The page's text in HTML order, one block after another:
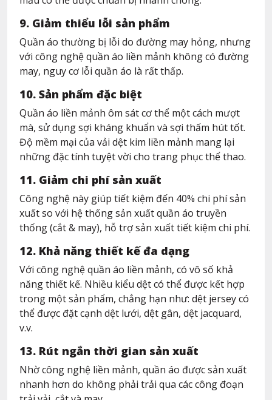
9. Giảm thiểu lỗi sản phẩm
Quần áo thường bị lỗi do đường may hỏng, nhưng
với công nghệ quần áo liền mảnh không có đường
may, nguy cơ lỗi quần áo là rất thấp.
10. Sản phẩm đặc biệt
Quần áo liền mảnh ôm sát cơ thể một cách mượt
mà, sử dụng sợi kháng khuẩn và sợi thấm hút tốt.
Độ mềm mại của vải dệt kim liền mảnh mang lại
những đặc tính tuyệt vời cho trang phục thể thao.
11. Giảm chi phí sản xuất
Công nghệ này giúp tiết kiệm đến 40% chi phí sản
xuất so với hệ thống sản xuất quần áo truyền
thống (cắt & may), hỗ trợ sản xuất tiết kiệm chi phí.
12. Khả năng thiết kế đa dạng
Với công nghệ quần áo liền mảnh, có vô số khả
năng thiết kế. Nhiều kiểu dệt có thể được kết hợp
trong một sản phẩm, chẳng hạn như: dệt jersey có
thể được đặt cạnh dệt lưới, dệt gân, dệt jacquard,
v.v.
13. Rút ngắn thời gian sản xuất
Nhờ công nghệ liền mảnh, quần áo được sản xuất
nhanh hơn do không phải trải qua các công đoạn